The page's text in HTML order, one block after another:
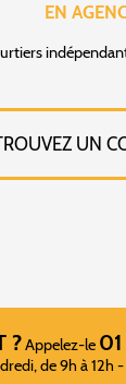
EN
UN
?Appelez-le
de 9h à 12h